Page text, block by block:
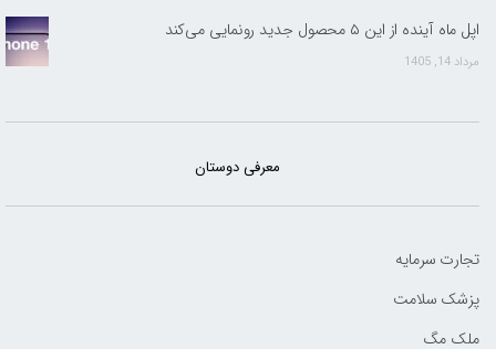
اپل ماه آینده از این ۵ محصول جدید رونمایی می‌کند
مرداد 14, 1405
معرفی دوستان
تجارت سرمایه
پزشک سلامت
ملک مگ